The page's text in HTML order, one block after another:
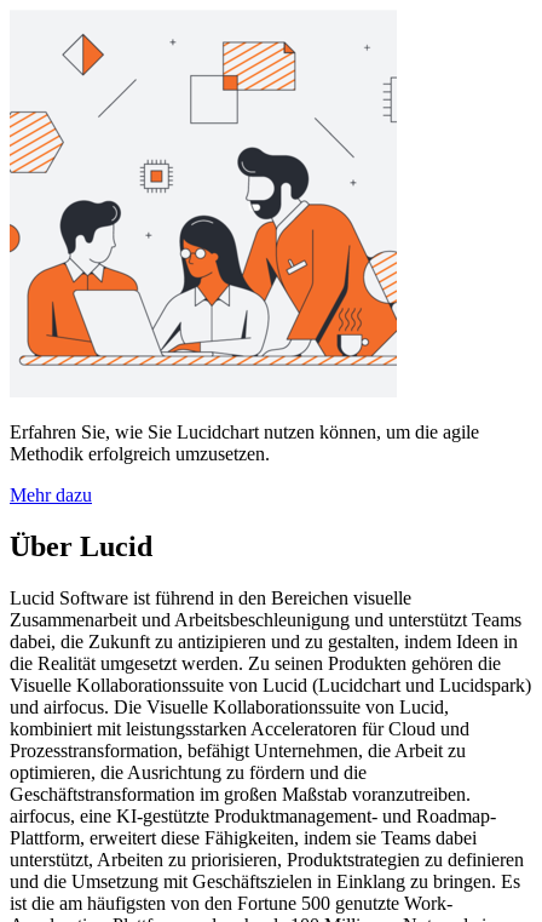
Erfahren Sie, wie Sie Lucidchart nutzen können, um die agile
Methodik erfolgreich umzusetzen.
Mehr dazu
Über Lucid
Lucid Software ist führend in den Bereichen visuelle
Zusammenarbeit und Arbeitsbeschleunigung und unterstützt Teams
dabei, die Zukunft zu antizipieren und zu gestalten, indem Ideen in
die Realität umgesetzt werden. Zu seinen Produkten gehören die
Visuelle Kollaborationssuite von Lucid (Lucidchart und Lucidspark)
und airfocus. Die Visuelle Kollaborationssuite von Lucid,
kombiniert mit leistungsstarken Acceleratoren für Cloud und
Prozesstransformation, befähigt Unternehmen, die Arbeit zu
optimieren, die Ausrichtung zu fördern und die
Geschäftstransformation im großen Maßstab voranzutreiben.
airfocus, eine KI-gestützte Produktmanagement- und Roadmap-
Plattform, erweitert diese Fähigkeiten, indem sie Teams dabei
unterstützt, Arbeiten zu priorisieren, Produktstrategien zu definieren
und die Umsetzung mit Geschäftszielen in Einklang zu bringen. Es
ist die am häufigsten von den Fortune 500 genutzte Work-